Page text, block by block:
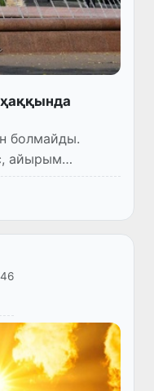
болмайды.
айырым
күшейиўи,
менен
температурасы